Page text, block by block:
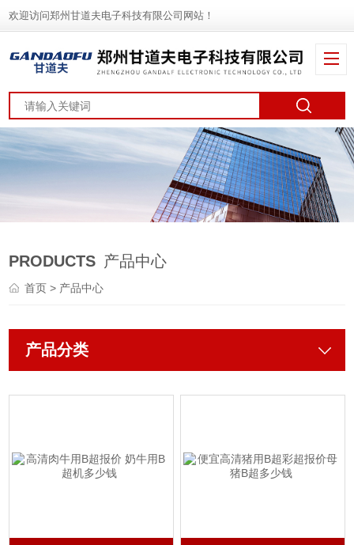
欢迎访问郑州甘道夫电子科技有限公司网站！
PRODUCTS 产品中心
首页> 产品中心
产品分类